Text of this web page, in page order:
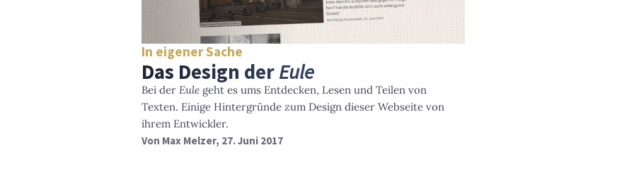
In eigener Sache
Das Design derEule
Bei der Eule geht es ums Entdecken, Lesen und Teilen von
Texten. Einige Hintergründe zum Design dieser Webseite von
ihrem Entwickler.
Von Max Melzer, 27. Juni 2017